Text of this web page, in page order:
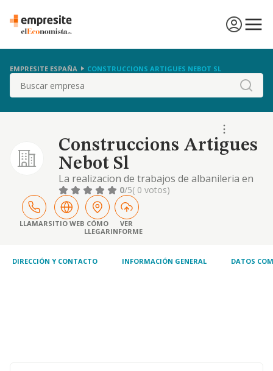
EMPRESITE ESPAÑA CONSTRUCCIONS ARTIGUES NEBOT SL
Buscar
Construccions Artigues
Nebot Sl
La realizacion de trabajos de albanileria en
general y construccion, asi se dedicara a la
ejecucion de toda clase de edificaciones y
obras, publicas y privadas incluso de
rehabilitacion, restauracion o nueva
edificacion.
0/5( 0 votos)
LLAMARSITIO WEB CÓMO
LLEGAR
VER
INFORME
DIRECCIÓN Y CONTACTO INFORMACIÓN GENERAL DATOS